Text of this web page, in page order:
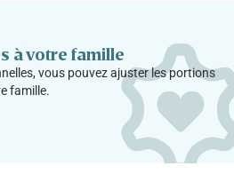
à votre famille
vous pouvez ajuster les portions
famille.